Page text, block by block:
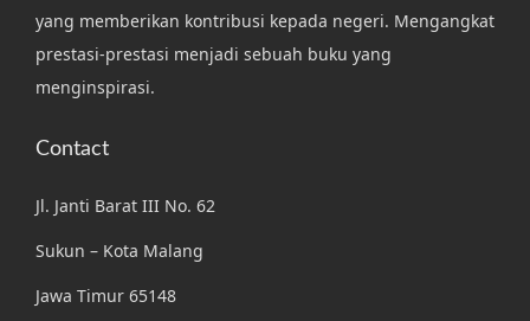
yang memberikan kontribusi kepada negeri. Mengangkat
prestasi-prestasi menjadi sebuah buku yang
menginspirasi.
Contact
Jl. Janti Barat III No. 62
Sukun – Kota Malang
Jawa Timur 65148